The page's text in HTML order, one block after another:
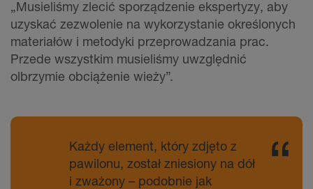
„Musieliśmy zlecić sporządzenie ekspertyzy, aby
uzyskać zezwolenie na wykorzystanie określonych
materiałów i metodyki przeprowadzania prac.
Przede wszystkim musieliśmy uwzględnić
olbrzymie obciążenie wieży”.
Każdy element, który zdjęto z
pawilonu, został zniesiony na dół
i zważony – podobnie jak